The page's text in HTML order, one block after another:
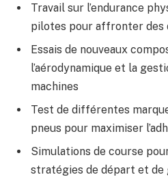
Travail sur l’endurance
pilotes pour affronter des
Essais de nouveaux
l’aérodynamique et la
machines
Test de différentes
pneus pour maximiser
Simulations de course
stratégies de départ et de